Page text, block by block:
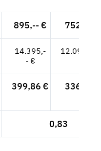
895,-- € 752,10 €
14.395,-
- €
12.096,64
399,86 € 336,02 €
0,83